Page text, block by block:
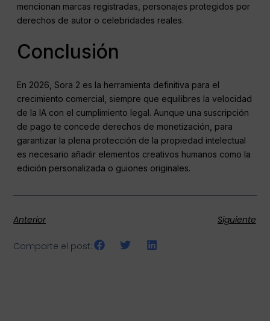
mencionan marcas registradas, personajes protegidos por
derechos de autor o celebridades reales.
Conclusión
En 2026, Sora 2 es la herramienta definitiva para el
crecimiento comercial, siempre que equilibres la velocidad
de la IA con el cumplimiento legal. Aunque una suscripción
de pago te concede derechos de monetización, para
garantizar la plena protección de la propiedad intelectual
es necesario añadir elementos creativos humanos como la
edición personalizada o guiones originales.
Anterior Siguiente
Comparte el post: